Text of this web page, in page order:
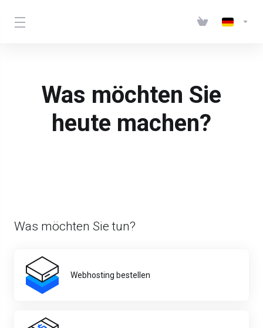
Was möchten Sie
heute machen?
Was möchten Sie tun?
Webhosting bestellen